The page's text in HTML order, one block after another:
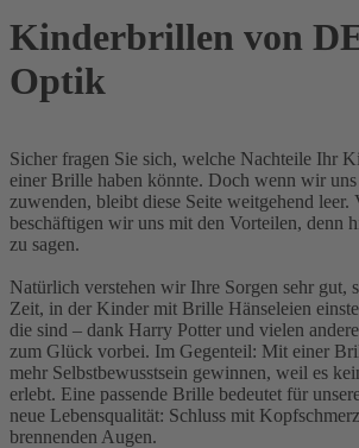
Kinderbrillen von
Optik
Sicher fragen Sie sich, welche Nachteile Ihr
einer Brille haben könnte. Doch wenn wir
zuwenden, bleibt diese Seite weitgehend leer.
beschäftigen wir uns mit den Vorteilen, denn
zu sagen.
Natürlich verstehen wir Ihre Sorgen sehr gut,
Zeit, in der Kinder mit Brille Hänseleien
die sind – dank Harry Potter und vielen
zum Glück vorbei. Im Gegenteil: Mit einer
mehr Selbstbewusstsein gewinnen, weil es
erlebt. Eine passende Brille bedeutet für
neue Lebensqualität: Schluss mit
brennenden Augen.